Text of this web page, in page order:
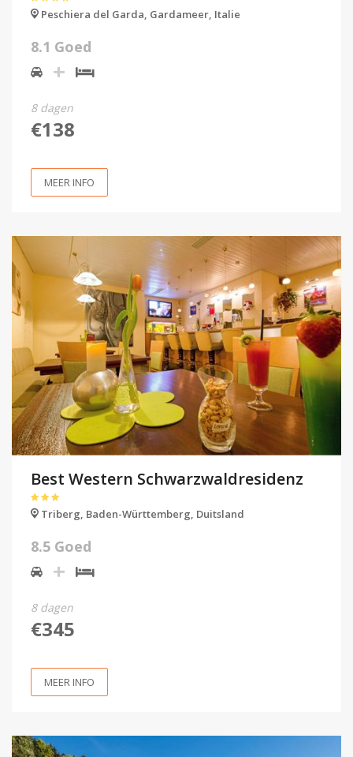
Peschiera del Garda, Gardameer, Italie
8.1 Goed
8 dagen
€138
MEER INFO
Best Western Schwarzwaldresidenz
Triberg, Baden-Württemberg, Duitsland
8.5 Goed
8 dagen
€345
MEER INFO